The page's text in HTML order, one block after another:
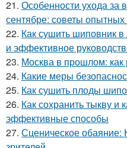
21. Особенности ухода за
сентябре: советы
22. Как сушить шиповник
и эффективное
23. Москва в прошлом: как
24. Какие меры
25. Как сушить плоды
26. Как сохранить тыкву и
эффективные способы
27. Сценическое обаяние: